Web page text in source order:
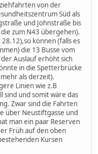
von der
Süd als
und Johnstraße bis
zum N43 übergehen).
können (falls es
die 13 Busse vom
Auslauf erhöht sich
in die Spetterbrücke
als derzeit).
Linien wie z.B
sind und somit wäre das
Zwar sind die Fahrten
über Neustiftgasse und
man ein paar Reserven
Früh auf den oben
Kursen